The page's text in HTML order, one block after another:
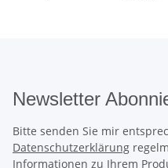
Newsletter
Bitte senden Sie mir
Datenschutzerklärung
Informationen zu Ihrem